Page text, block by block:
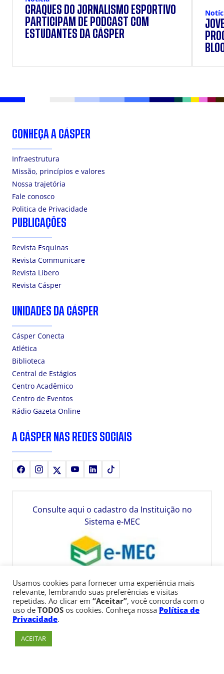
CRAQUES DO JORNALISMO ESPORTIVO
PARTICIPAM DE PODCAST COM
ESTUDANTES DA CÁSPER
CONHEÇA A CÁSPER
Infraestrutura
Missão, princípios e valores
Nossa trajetória
Fale conosco
Politica de Privacidade
PUBLICAÇÕES
Revista Esquinas
Revista Communicare
Revista Líbero
Revista Cásper
UNIDADES DA CÁSPER
Cásper Conecta
Atlética
Biblioteca
Central de Estágios
Centro Acadêmico
Centro de Eventos
Rádio Gazeta Online
A CÁSPER NAS REDES SOCIAIS
FacebookInstagram YoutubeLinkedIn
Consulte aqui o cadastro da Instituição no
Sistema e-MEC
Usamos cookies para fornecer uma experiência mais
relevante, lembrando suas preferências e visitas
repetidas. Ao clicar em “Aceitar”, você concorda com o
uso de TODOS os cookies. Conheça nossa Política de
Privacidade.
ACEITAR